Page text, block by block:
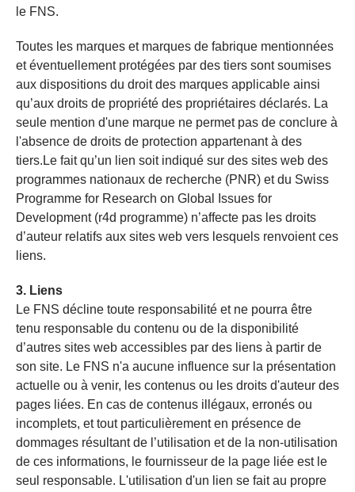
le FNS.
Toutes les marques et marques de fabrique mentionnées
et éventuellement protégées par des tiers sont soumises
aux dispositions du droit des marques applicable ainsi
qu’aux droits de propriété des propriétaires déclarés. La
seule mention d'une marque ne permet pas de conclure à
l'absence de droits de protection appartenant à des
tiers.Le fait qu’un lien soit indiqué sur des sites web des
programmes nationaux de recherche (PNR) et du Swiss
Programme for Research on Global Issues for
Development (r4d programme) n’affecte pas les droits
d’auteur relatifs aux sites web vers lesquels renvoient ces
liens.
3. Liens
Le FNS décline toute responsabilité et ne pourra être
tenu responsable du contenu ou de la disponibilité
d’autres sites web accessibles par des liens à partir de
son site. Le FNS n'a aucune influence sur la présentation
actuelle ou à venir, les contenus ou les droits d'auteur des
pages liées. En cas de contenus illégaux, erronés ou
incomplets, et tout particulièrement en présence de
dommages résultant de l’utilisation et de la non-utilisation
de ces informations, le fournisseur de la page liée est le
seul responsable. L'utilisation d'un lien se fait au propre